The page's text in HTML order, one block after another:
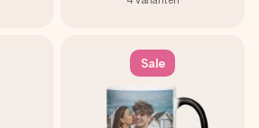
Sale